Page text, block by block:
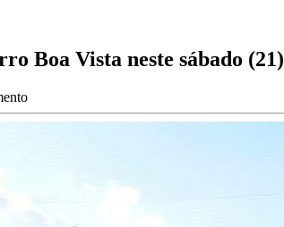
Boa Vista neste sábado (21)